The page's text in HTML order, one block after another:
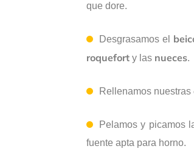
que dore.
Desgrasamos el
roquefort y las nueces.
Rellenamos nuestras
Pelamos y picamos
fuente apta para horno.